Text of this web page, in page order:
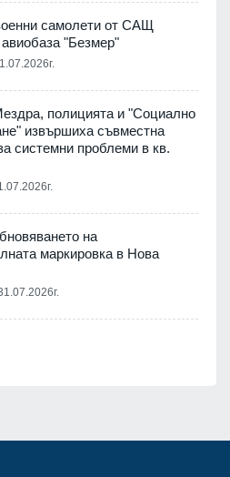
самолети от САЩ
"Безмер"
полицията и "Социално
извършиха съвместна
системни проблеми в кв.
на
маркировка в Нова